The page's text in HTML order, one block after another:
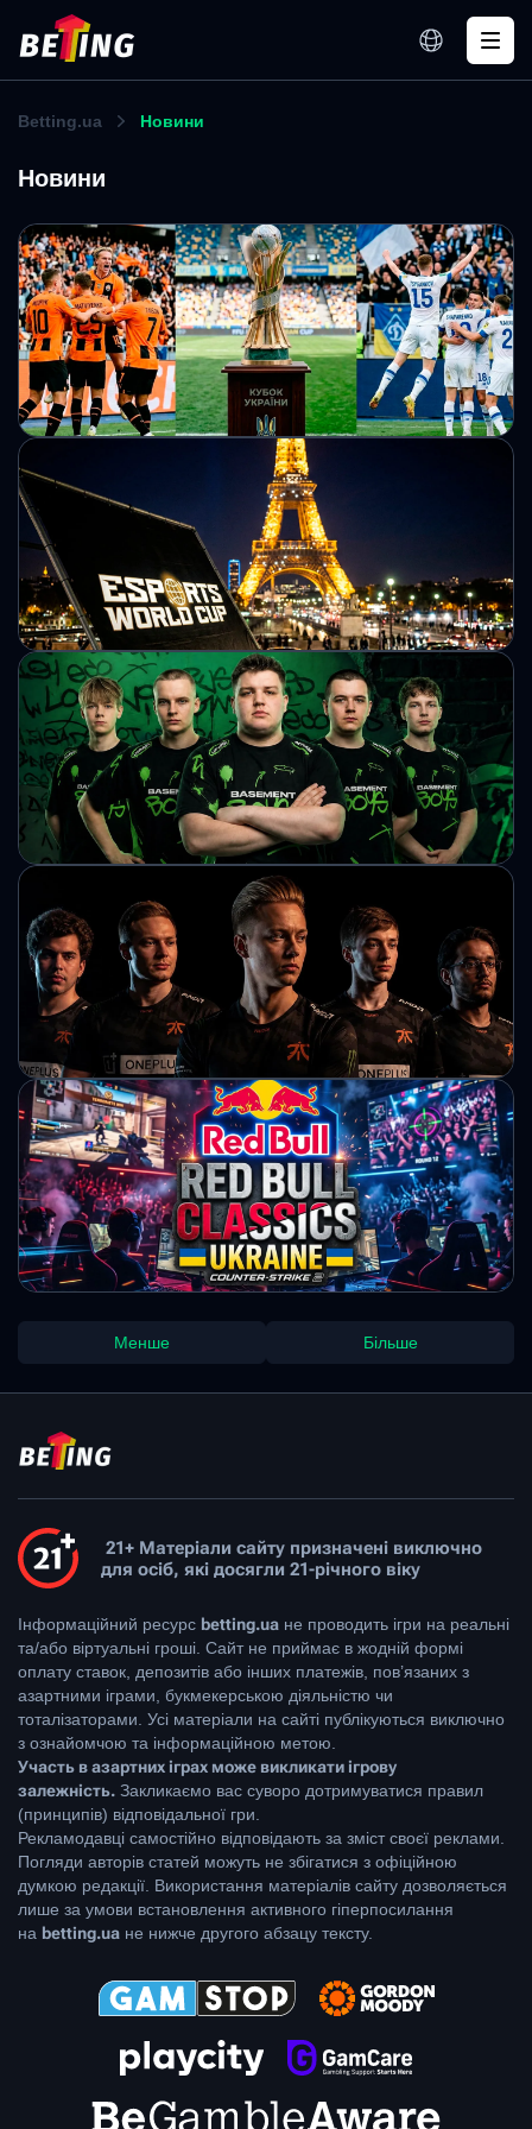
Betting.ua Новини
Новини
«Динамо» зрівнялося з «Шахтарем» за
загальною кількістю трофеїв у незалежній
Україні
Українські футбольні гранди тепер мають однакову
кількість внутрішніх титулів. Перемога «Динамо» у фіналі
Кубка України відновила рівність у історичному
суперництві.
Михайло Кузьменко
Офіційно: Esports World Cup перенесли
до Парижа
Організатори змінили місце проведення Esports World Cup
через геополітичну ситуацію на Близькому Сході. Турнір у
Парижі збере тисячі гравців і рекордний призовий фонд.
Михайло Кузьменко
Українська команда Basement Boys стала
переможцем турніру Parken Challenger
Championship Season 7
Basement Boys завершили турнір без жодної поразки та
здобули титул чемпіонів. У фіналі український колектив
переграв Inner Circle Academy з рахунком 2:1.
Михайло Кузьменко
Fnatic може змінити власника —
організація веде переговори з
футбольними клубами
Одна з найвідоміших кіберспортивних організацій світу
може отримати нових власників. Інтерес до fnatic
проявляють представники традиційного футболу.
Михайло Кузьменко
Турнір з Counter-Strike 2 об’єднає аматорів і професійних
Києві в межах фестивалю FANCON.
Михайло Кузьменко
Менше Більше
21+ Матеріали сайту призначені виключно
для осіб, які досягли 21-річного віку
Інформаційний ресурс betting.ua не проводить ігри на реальні
та/або віртуальні гроші. Сайт не приймає в жодній формі
оплату ставок, депозитів або інших платежів, пов’язаних з
азартними іграми, букмекерською діяльністю чи
тоталізаторами. Усі матеріали на сайті публікуються виключно
з ознайомчою та інформаційною метою.
Участь в азартних іграх може викликати ігрову
залежність. Закликаємо вас суворо дотримуватися правил
(принципів) відповідальної гри.
Рекламодавці самостійно відповідають за зміст своєї реклами.
Погляди авторів статей можуть не збігатися з офіційною
думкою редакції. Використання матеріалів сайту дозволяється
лише за умови встановлення активного гіперпосилання
на betting.ua не нижче другого абзацу тексту.